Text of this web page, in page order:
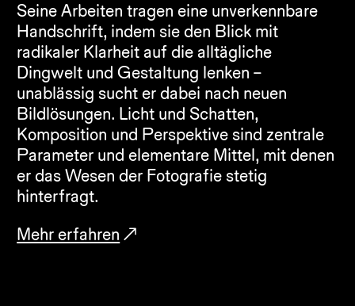
Seine Arbeiten tragen eine unverkennbare
Handschrift, indem sie den Blick mit
radikaler Klarheit auf die alltägliche
Dingwelt und Gestaltung lenken –
unablässig sucht er dabei nach neuen
Bildlösungen. Licht und Schatten,
Komposition und Perspektive sind zentrale
Parameter und elementare Mittel, mit denen
er das Wesen der Fotografie stetig
hinterfragt.
Mehr erfahren